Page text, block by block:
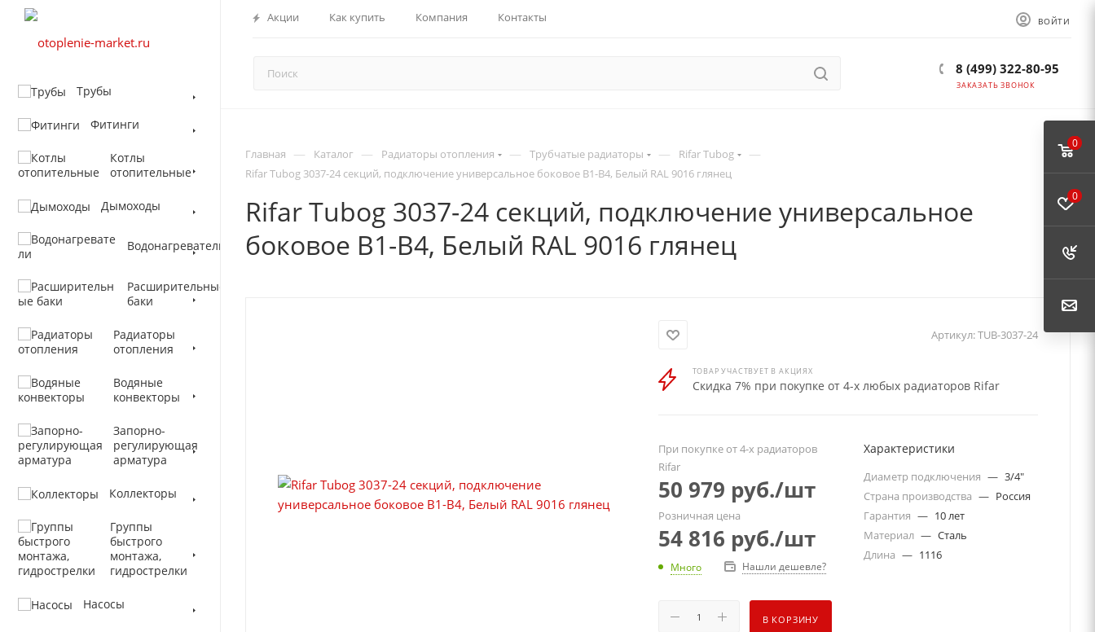
Акции Как купить Компания Контакты ВОЙТИ
8 (499) 322-80-95
ЗАКАЗАТЬ ЗВОНОК
Трубы
Фитинги
Котлы
отопительные
Дымоходы
Водонагреватели
Расширительные
баки
Радиаторы
отопления
Водяные
конвекторы
Запорно-
регулирующая
арматура
Коллекторы
Группы
быстрого
монтажа,
гидрострелки
Насосы
Главная — Каталог — Радиаторы отопления — Трубчатые радиаторы — Rifar Tubog —
Rifar Tubog 3037-24 секций, подключение универсальное боковое B1-B4, Белый RAL 9016 глянец
Rifar Tubog 3037-24 секций, подключение универсальное
боковое B1-B4, Белый RAL 9016 глянец
Артикул:TUB-3037-24
ТОВАР УЧАСТВУЕТ В АКЦИЯХ
Скидка 7% при покупке от 4-х любых радиаторов Rifar
При покупке от 4-х радиаторов
Rifar
50 979 руб./шт
Розничная цена
54 816 руб./шт
Много Нашли дешевле?
В КОРЗИНУ
Характеристики
Диаметр подключения — 3/4"
Страна производства — Россия
Гарантия — 10 лет
Материал — Сталь
Длина — 1116
0
0